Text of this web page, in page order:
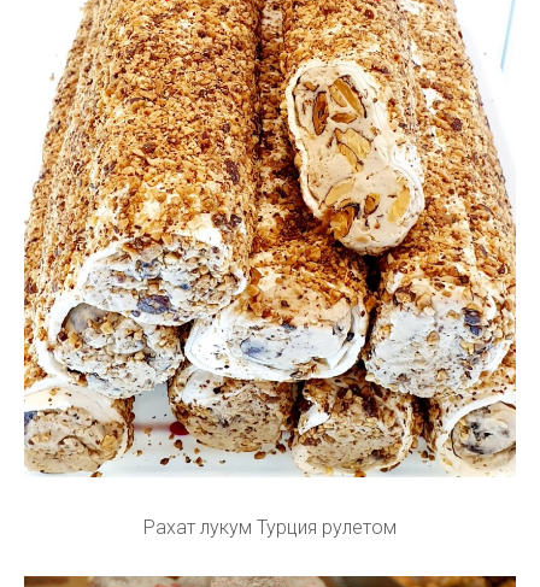
Рахат лукум Турция рулетом